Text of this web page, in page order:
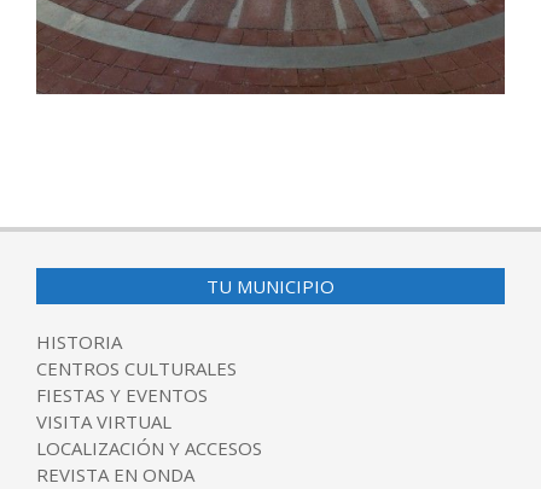
TU MUNICIPIO
HISTORIA
CENTROS CULTURALES
FIESTAS Y EVENTOS
VISITA VIRTUAL
LOCALIZACIÓN Y ACCESOS
REVISTA EN ONDA